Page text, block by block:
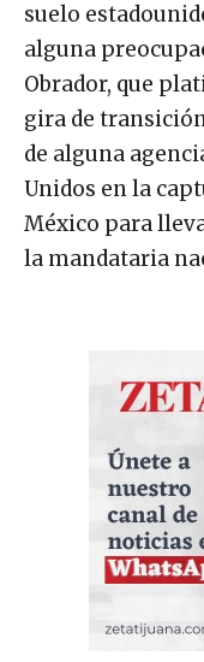
suelo
alguna
Obrador, que
gira de
de alguna
Unidos en la
México para
la mandataria